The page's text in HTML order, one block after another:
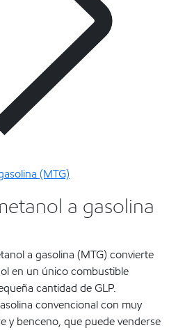
(MTG)
a gasolina
a gasolina (MTG) convierte
en un único combustible
cantidad de GLP.
convencional con muy
y benceno, que puede venderse